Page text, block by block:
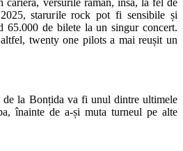
starurile rock pot fi sensibile și
65.000 de bilete la un singur concert.
twenty one pilots a mai reușit un
la Bonțida va fi unul dintre ultimele
înainte de a-și muta turneul pe alte